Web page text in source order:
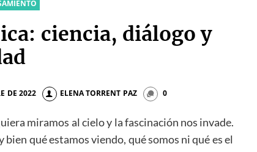
ciencia, diálogo y
DE 2022 ELENA TORRENT PAZ 0
miramos al cielo y la fascinación nos invade.
bien qué estamos viendo, qué somos ni qué es el